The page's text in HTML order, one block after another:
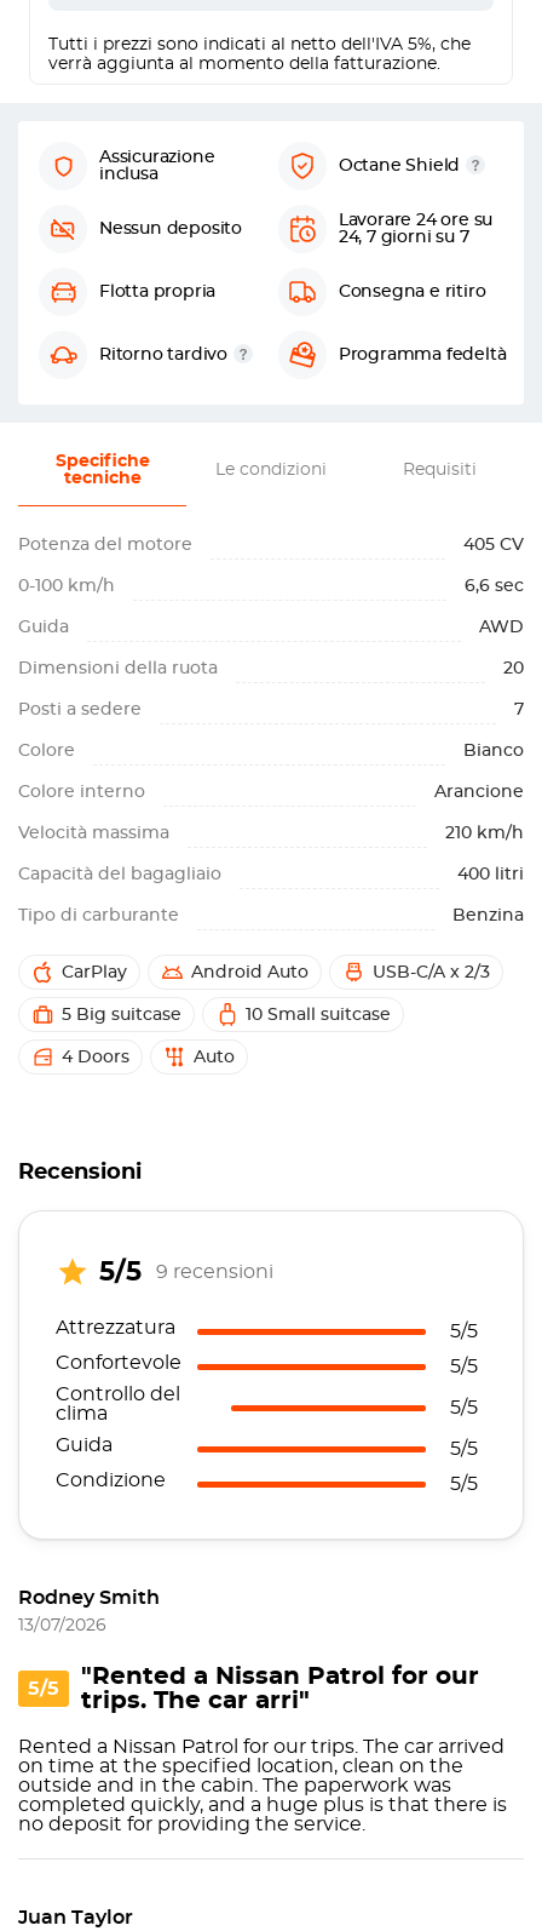
Tutti i prezzi sono indicati al netto dell'IVA 5%, che
verrà aggiunta al momento della fatturazione.
Assicurazione
inclusa
Octane Shield
Nessun deposito
Lavorare 24 ore su
24, 7 giorni su 7
Flotta propria Consegna e ritiro
Ritorno tardivo Programma fedeltà
Specifiche
tecniche
Le condizioni Requisiti
Potenza del motore 405 CV
0-100 km/h 6,6 sec
Guida AWD
Dimensioni della ruota 20
Posti a sedere 7
Colore Bianco
Colore interno Arancione
Velocità massima 210 km/h
Capacità del bagagliaio 400 litri
Tipo di carburante Benzina
CarPlay Android Auto USB-C/A x 2/3
5 Big suitcase 10 Small suitcase
4 Doors Auto
Recensioni
5/5 9 recensioni
Attrezzatura
5/5
Confortevole
5/5
Controllo del
clima
5/5
Guida
5/5
Condizione
5/5
Rodney Smith
13/07/2026
5/5
"Rented a Nissan Patrol for our
trips. The car arri"
Rented a Nissan Patrol for our trips. The car arrived
on time at the specified location, clean on the
outside and in the cabin. The paperwork was
completed quickly, and a huge plus is that there is
no deposit for providing the service.
Juan Taylor